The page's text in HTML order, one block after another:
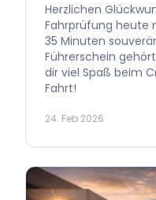
Herzlichen
Fahrprüfung heute
35 Minuten
Führerschein
dir viel Spaß beim
Fahrt!
24. Feb 2026